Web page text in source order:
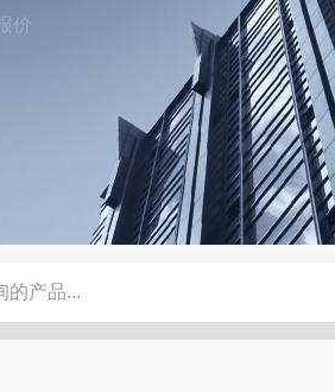
价
TH磨床切削液铁屑分离磁性分离器